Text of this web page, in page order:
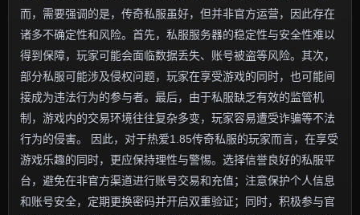
而，需要强调的是，传奇私服虽好，但并非官方运营，因此存在
诸多不确定性和风险。首先，私服服务器的稳定性与安全性难以
得到保障，玩家可能会面临数据丢失、账号被盗等风险。其次，
部分私服可能涉及侵权问题，玩家在享受游戏的同时，也可能间
接成为违法行为的参与者。最后，由于私服缺乏有效的监管机
制，游戏内的交易环境往往复杂多变，玩家容易遭受诈骗等不法
行为的侵害。 因此，对于热爱1.85传奇私服的玩家而言，在享受
游戏乐趣的同时，更应保持理性与警惕。选择信誉良好的私服平
台，避免在非官方渠道进行账号交易和充值；注意保护个人信息
和账号安全，定期更换密码并开启双重验证；同时，积极参与官